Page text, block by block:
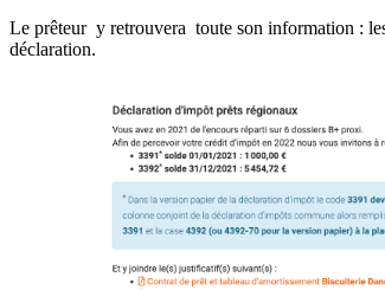
Le prêteur y retrouvera toute son information :
déclaration.